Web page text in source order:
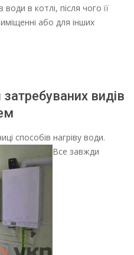
в котлі, після чого її
або для інших
видів
способів нагріву води.
Все завжди